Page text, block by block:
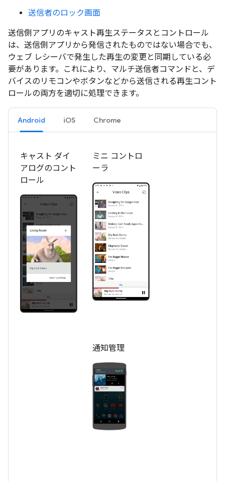
送信者のロック画面
送信側アプリのキャスト再生ステータスとコントロール
は、送信側アプリから発信されたものではない場合でも、
ウェブ レシーバで発生した再生の変更と同期している必
要があります。これにより、マルチ送信者コマンドと、デ
バイスのリモコンやボタンなどから送信される再生コント
ロールの両方を適切に処理できます。
Android iOS Chrome
キャスト ダイ
アログのコント
ロール
ミニ コントロ
ーラ
通知管理